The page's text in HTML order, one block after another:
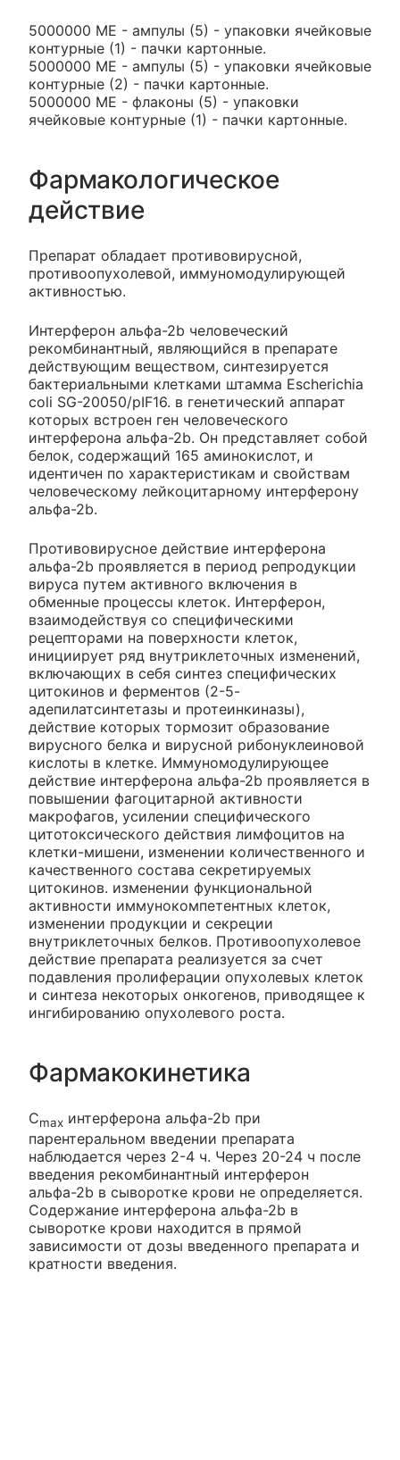
5000000 МЕ - ампулы (5) - упаковки ячейковые
контурные (1) - пачки картонные.
5000000 МЕ - ампулы (5) - упаковки ячейковые
контурные (2) - пачки картонные.
5000000 МЕ - флаконы (5) - упаковки
ячейковые контурные (1) - пачки картонные.
Фармакологическое
действие
Препарат обладает противовирусной,
противоопухолевой, иммуномодулирующей
активностью.
Интерферон альфа-2b человеческий
рекомбинантный, являющийся в препарате
действующим веществом, синтезируется
бактериальными клетками штамма Escherichia
coli SG-20050/pIF16. в генетический аппарат
которых встроен ген человеческого
интерферона альфа-2b. Он представляет собой
белок, содержащий 165 аминокислот, и
идентичен по характеристикам и свойствам
человеческому лейкоцитарному интерферону
альфа-2b.
Противовирусное действие интерферона
альфа-2b проявляется в период репродукции
вируса путем активного включения в
обменные процессы клеток. Интерферон,
взаимодействуя со специфическими
рецепторами на поверхности клеток,
инициирует ряд внутриклеточных изменений,
включающих в себя синтез специфических
цитокинов и ферментов (2-5-
адепилатсинтетазы и протеинкиназы),
действие которых тормозит образование
вирусного белка и вирусной рибонуклеиновой
кислоты в клетке. Иммуномодулирующее
действие интерферона альфа-2b проявляется в
повышении фагоцитарной активности
макрофагов, усилении специфического
цитотоксического действия лимфоцитов на
клетки-мишени, изменении количественного и
качественного состава секретируемых
цитокинов. изменении функциональной
активности иммунокомпетентных клеток,
изменении продукции и секреции
внутриклеточных белков. Противоопухолевое
действие препарата реализуется за счет
подавления пролиферации опухолевых клеток
и синтеза некоторых онкогенов, приводящее к
ингибированию опухолевого роста.
Фармакокинетика
Сmax интерферона альфа-2b при
парентеральном введении препарата
наблюдается через 2-4 ч. Через 20-24 ч после
введения рекомбинантный интерферон
альфа-2b в сыворотке крови не определяется.
Содержание интерферона альфа-2b в
сыворотке крови находится в прямой
зависимости от дозы введенного препарата и
кратности введения.